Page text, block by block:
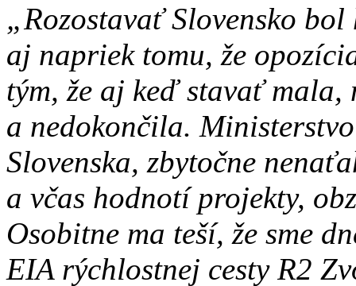
„Rozostavať Slovensko
aj napriek tomu, že
tým, že aj keď stavať
a nedokončila.
Slovenska, zbytočne
a včas hodnotí projekty,
Osobitne ma teší, že sme
EIA rýchlostnej cesty R2